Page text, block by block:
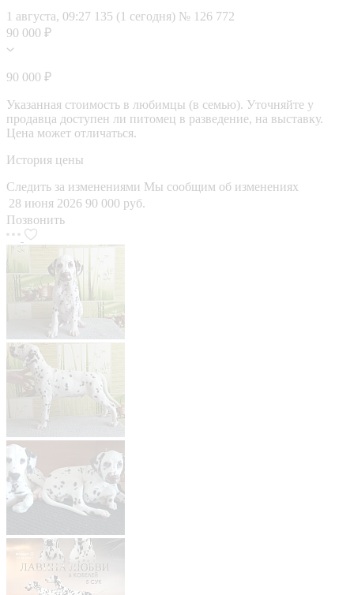
1 августа, 09:27 135 (1 сегодня) № 126 772
90 000 ₽
90 000 ₽
Указанная стоимость в любимцы (в семью). Уточняйте у
продавца доступен ли питомец в разведение, на выставку.
Цена может отличаться.
История цены
Следить за изменениями Мы сообщим об изменениях
28 июня 2026 90 000 руб.
Позвонить